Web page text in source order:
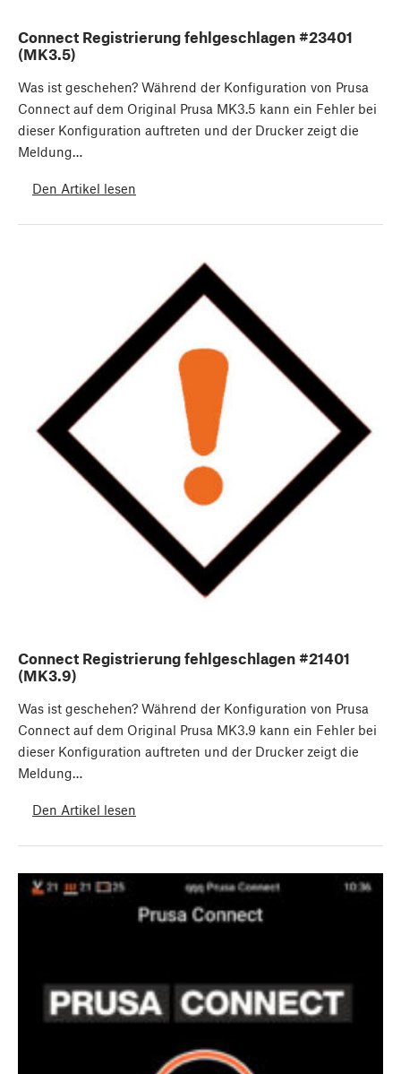
Connect Registrierung fehlgeschlagen #23401
(MK3.5)
Was ist geschehen? Während der Konfiguration von Prusa
Connect auf dem Original Prusa MK3.5 kann ein Fehler bei
dieser Konfiguration auftreten und der Drucker zeigt die
Meldung…
Den Artikel lesen
Connect Registrierung fehlgeschlagen #21401
(MK3.9)
Was ist geschehen? Während der Konfiguration von Prusa
Connect auf dem Original Prusa MK3.9 kann ein Fehler bei
dieser Konfiguration auftreten und der Drucker zeigt die
Meldung…
Den Artikel lesen